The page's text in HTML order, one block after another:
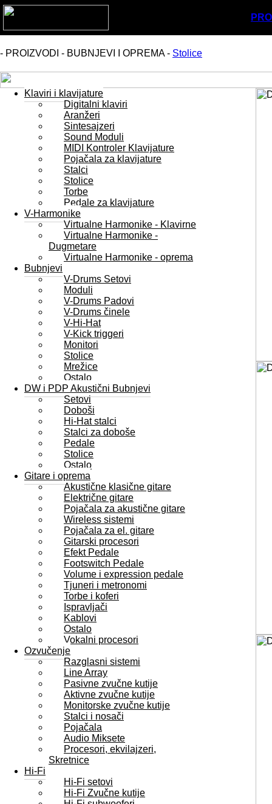
- PROIZVODI - BUBNJEVI I OPREMA - Stolice
Klaviri i klavijature
Digitalni klaviri
Aranžeri
Sintesajzeri
Sound Moduli
MIDI Kontroler Klavijature
Pojačala za klavijature
Stalci
Stolice
Torbe
Pedale za klavijature
V-Harmonike
Virtualne Harmonike - Klavirne
Virtualne Harmonike -
Dugmetare
Virtualne Harmonike - oprema
Bubnjevi
V-Drums Setovi
Moduli
V-Drums Padovi
V-Drums činele
V-Hi-Hat
V-Kick triggeri
Monitori
Stolice
Mrežice
Ostalo
DW i PDP Akustični Bubnjevi
Setovi
Doboši
Hi-Hat stalci
Stalci za doboše
Pedale
Stolice
Ostalo
Gitare i oprema
Akustične klasične gitare
Električne gitare
Pojačala za akustične gitare
Wireless sistemi
Pojačala za el. gitare
Gitarski procesori
Efekt Pedale
Footswitch Pedale
Volume i expression pedale
Tjuneri i metronomi
Torbe i koferi
Ispravljači
Kablovi
Ostalo
Vokalni procesori
Ozvučenje
Razglasni sistemi
Line Array
Pasivne zvučne kutije
Aktivne zvučne kutije
Monitorske zvučne kutije
Stalci i nosači
Pojačala
Audio Miksete
Procesori, ekvilajzeri,
Skretnice
Hi-Fi
Hi-Fi setovi
Hi-Fi Zvučne kutije